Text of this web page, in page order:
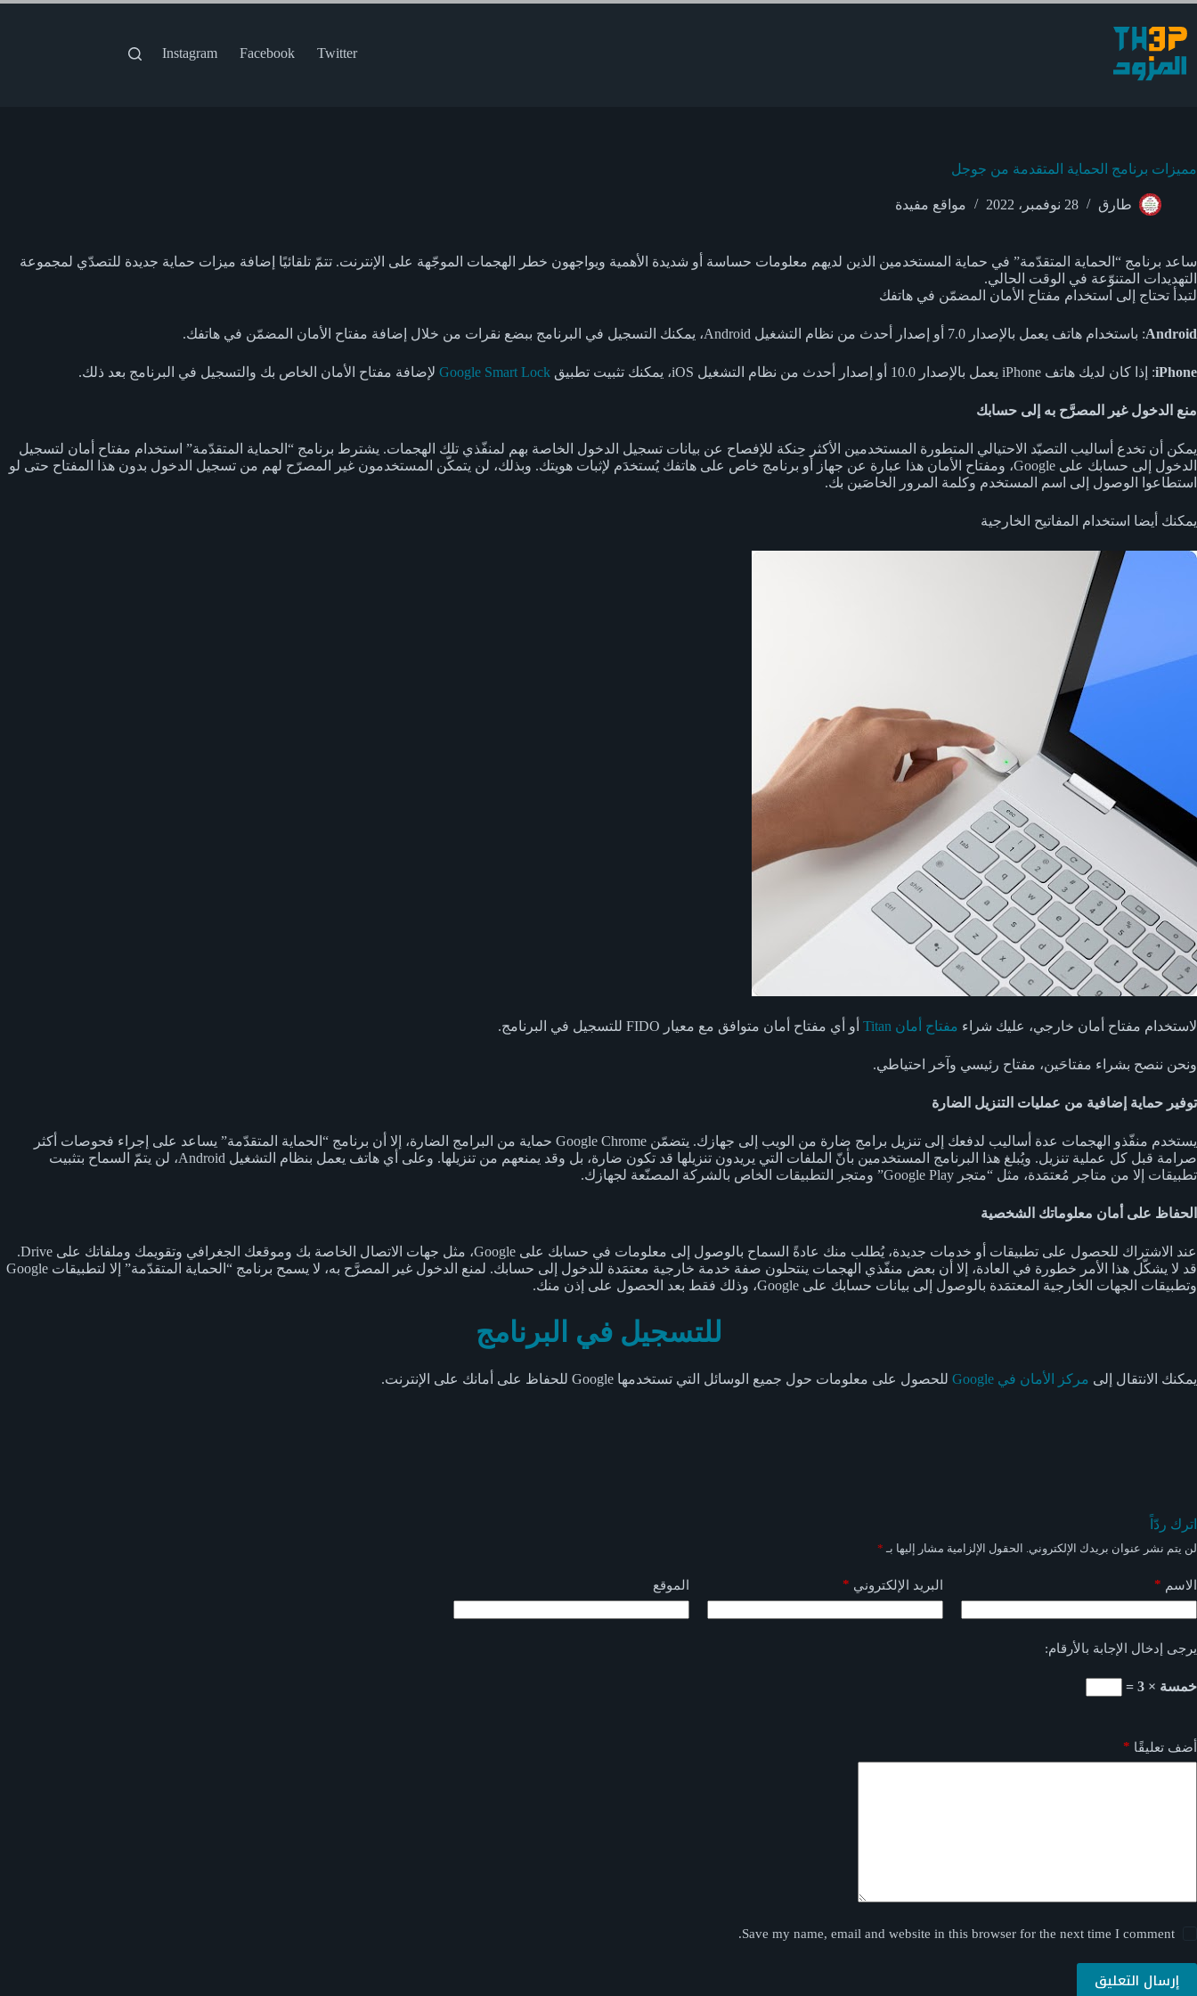
التجاوز
إلى
المحتوى
Twitter
Facebook
Instagram
مميزات برنامج الحماية المتقدمة من جوجل
طارق 28 نوفمبر، 2022 مواقع مفيدة
ساعد برنامج “الحماية المتقدّمة” في حماية المستخدمين الذين لديهم معلومات حساسة أو شديدة الأهمية ويواجهون خطر الهجمات الموجّهة على الإنترنت. تتمّ تلقائيًا إضافة ميزات حماية جديدة للتصدّي لمجموعة
التهديدات المتنوّعة في الوقت الحالي.
لتبدأ تحتاج إلى استخدام مفتاح الأمان المضمّن في هاتفك
Android: باستخدام هاتف يعمل بالإصدار 7.0 أو إصدار أحدث من نظام التشغيل Android، يمكنك التسجيل في البرنامج ببضع نقرات من خلال إضافة مفتاح الأمان المضمّن في هاتفك.
iPhone: إذا كان لديك هاتف iPhone يعمل بالإصدار 10.0 أو إصدار أحدث من نظام التشغيل iOS، يمكنك تثبيت تطبيق Google Smart Lock لإضافة مفتاح الأمان الخاص بك والتسجيل في البرنامج بعد ذلك.
منع الدخول غير المصرَّح به إلى حسابك
يمكن أن تخدع أساليب التصيّد الاحتيالي المتطورة المستخدمين الأكثر حِنكة للإفصاح عن بيانات تسجيل الدخول الخاصة بهم لمنفّذي تلك الهجمات. يشترط برنامج “الحماية المتقدّمة” استخدام مفتاح أمان لتسجيل
الدخول إلى حسابك على Google، ومفتاح الأمان هذا عبارة عن جهاز أو برنامج خاص على هاتفك يُستخدَم لإثبات هويتك. وبذلك، لن يتمكّن المستخدمون غير المصرّح لهم من تسجيل الدخول بدون هذا المفتاح حتى لو
استطاعوا الوصول إلى اسم المستخدم وكلمة المرور الخاصَين بك.
يمكنك أيضا استخدام المفاتيح الخارجية
لاستخدام مفتاح أمان خارجي، عليك شراء مفتاح أمان Titan‏ أو أي مفتاح أمان متوافق مع معيار FIDO للتسجيل في البرنامج.
ونحن ننصح بشراء مفتاحَين، مفتاح رئيسي وآخر احتياطي.
توفير حماية إضافية من عمليات التنزيل الضارة
يستخدم منفّذو الهجمات عدة أساليب لدفعك إلى تنزيل برامج ضارة من الويب إلى جهازك. يتضمّن Google Chrome حماية من البرامج الضارة، إلا أن برنامج “الحماية المتقدّمة” يساعد على إجراء فحوصات أكثر
صرامة قبل كل عملية تنزيل. ويُبلغ هذا البرنامج المستخدمين بأنّ الملفات التي يريدون تنزيلها قد تكون ضارة، بل وقد يمنعهم من تنزيلها. وعلى أي هاتف يعمل بنظام التشغيل Android، لن يتمّ السماح بتثبيت
تطبيقات إلا من متاجر مُعتمَدة، مثل “متجر Google Play” ومتجر التطبيقات الخاص بالشركة المصنّعة لجهازك.
الحفاظ على أمان معلوماتك الشخصية
عند الاشتراك للحصول على تطبيقات أو خدمات جديدة، يُطلب منك عادةً السماح بالوصول إلى معلومات في حسابك على Google، مثل جهات الاتصال الخاصة بك وموقعك الجغرافي وتقويمك وملفاتك على Drive.
قد لا يشكّل هذا الأمر خطورة في العادة، إلا أن بعض منفّذي الهجمات ينتحلون صفة خدمة خارجية معتمَدة للدخول إلى حسابك. لمنع الدخول غير المصرَّح به، لا يسمح برنامج “الحماية المتقدّمة” إلا لتطبيقات Google
وتطبيقات الجهات الخارجية المعتمَدة بالوصول إلى بيانات حسابك على Google، وذلك فقط بعد الحصول على إذن منك.
للتسجيل في البرنامج
يمكنك الانتقال إلى مركز الأمان في Google‏ للحصول على معلومات حول جميع الوسائل التي تستخدمها Google للحفاظ على أمانك على الإنترنت.
اترك ردّاً
لن يتم نشر عنوان بريدك الإلكتروني. الحقول الإلزامية مشار إليها بـ *
الاسم * البريد الإلكتروني * الموقع
يرجى إدخال الإجابة بالأرقام:
خمسة × 3 =
أضف تعليقًا *
Save my name, email and website in this browser for the next time I comment.
إرسال التعليق